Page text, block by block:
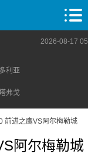
2026-08-17
利亚
弗戈
前进之鹰VS阿尔梅勒城
阿尔梅勒城